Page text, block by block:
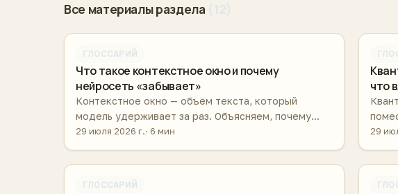
Все материалы раздела (12)
ГЛОССАРИЙ
Что такое контекстное окно и почему
нейросеть «забывает»
Контекстное окно — объём текста, который
модель удерживает за раз. Объясняем, почему
длинный разговор начинает сбоить и что с этим
29 июля 2026 г. 6 мин
что
29
ГЛОССАРИЙ